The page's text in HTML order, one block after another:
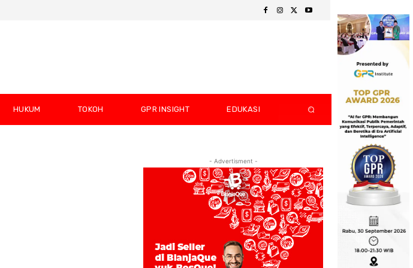
HUKUM TOKOH GPR INSIGHT EDUKASI
- Advertisment -